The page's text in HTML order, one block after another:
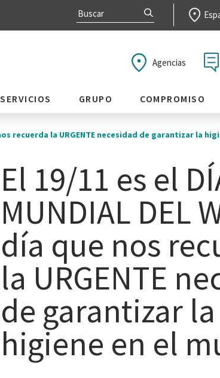
Agencias
SERVICIOS GRUPO COMPROMISO
nos recuerda la URGENTE necesidad de garantizar la
El 19/11 es el
MUNDIAL DEL
día que nos
la URGENTE
de garantizar la
higiene en el